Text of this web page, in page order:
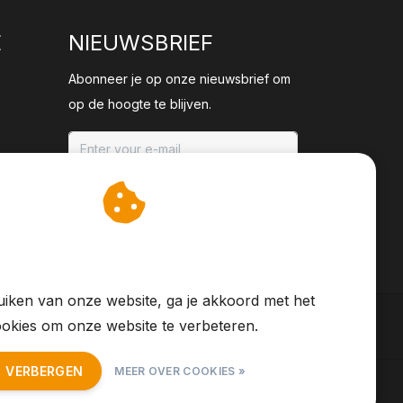
NIEUWSBRIEF
Abonneer je op onze nieuwsbrief om
op de hoogte te blijven.
ABONNEER
van onze website, ga je akkoord met het
om onze website te verbeteren.
MEER OVER COOKIES »